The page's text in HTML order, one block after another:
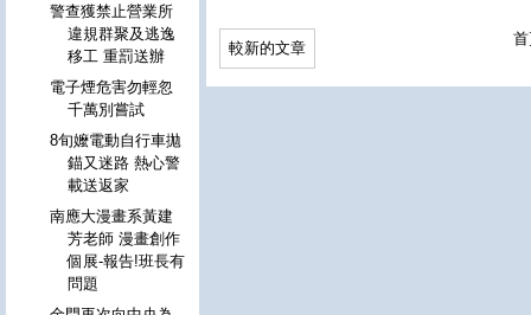
較新的文章
警查獲禁止營業所
違規群聚及逃逸
移工 重罰送辦
電子煙危害勿輕忽
千萬別嘗試
8旬嬤電動自行車拋
錨又迷路 熱心警
載送返家
南應大漫畫系黃建
芳老師 漫畫創作
個展-報告!班長有
問題